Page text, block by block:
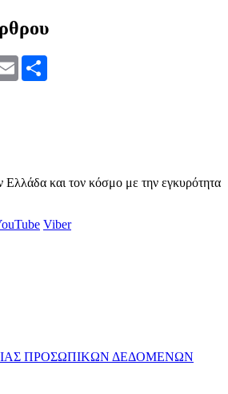
Email
Ελλάδα και τον κόσμο με την εγκυρότητα
Viber
ΠΡΟΣΩΠΙΚΩΝ ΔΕΔΟΜΕΝΩΝ